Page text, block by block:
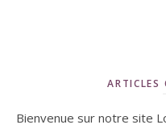
ARTICLES
Bienvenue sur notre site LoveShop, notre site est en cours